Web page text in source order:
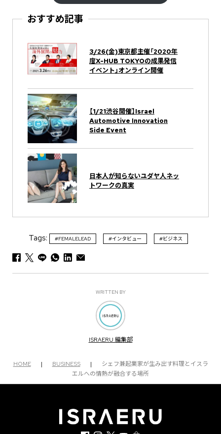
おすすめ記事
3/26(金)東京都主催「2020年
度X-HUB TOKYOの成果発信
イベント」オンライン開催
【1/21渋谷開催】Israel
Automotive Innovation
Side Event
日本人が知らないユダヤ人ネッ
トワークの真実
Tags: #FEMALELEAD #インタビュー #ビジネス
WRITTEN BY
ISRAERU 編集部
HOME | BUSINESS |
シェフ兼起業家が生み出す料理とイスラ
エルへの情熱が融合する場所